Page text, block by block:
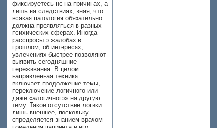
фиксируетесь не на причинах, а
лишь на следствиях, зная, что
всякая патология обязательно
должна проявляться в разных
психических сферах. Иногда
расспросы о жалобах в
прошлом, об интересах,
увлечениях быстрее позволяют
выявить сегодняшние
переживания. В целом
направленная техника
включает продолжение темы,
переключение логичного или
даже «алогичного» на другую
тему. Такое отсутствие логики
лишь внешнее, поскольку
определяется знанием врачом